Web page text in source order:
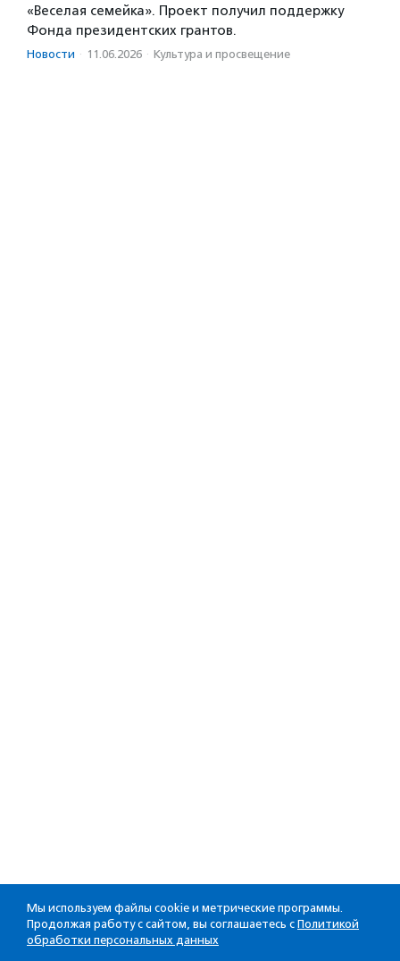
«Веселая семейка». Проект получил поддержку
Фонда президентских грантов.
Новости · 11.06.2026 · Культура и просвещение
Мы используем файлы cookie и метрические программы.
Продолжая работу с сайтом, вы соглашаетесь с Политикой
обработки персональных данных